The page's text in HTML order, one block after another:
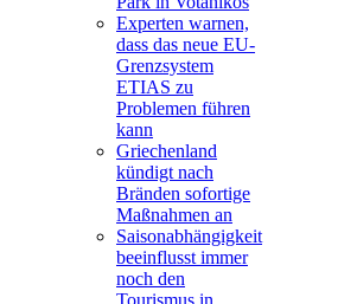
Experten warnen,
dass das neue EU-
Grenzsystem
ETIAS zu
Problemen führen
kann
Griechenland
kündigt nach
Bränden sofortige
Maßnahmen an
Saisonabhängigkeit
beeinflusst immer
noch den
Tourismus in